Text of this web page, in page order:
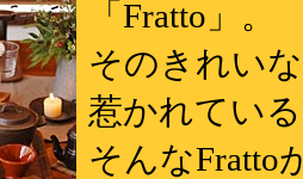
「Fratto」。
そのきれい
惹かれてい
そんなFratto